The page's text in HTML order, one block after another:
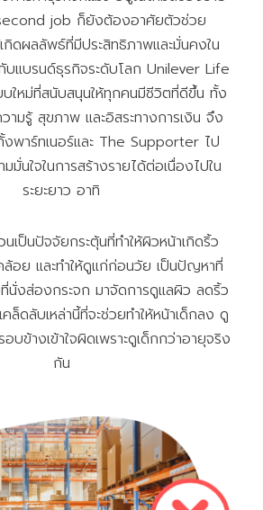
job ก็ยังต้องอาศัยตัวช่วย
ดผลลัพธ์ที่มีประสิทธิภาพและมั่นคงใน
กับแบรนด์ธุรกิจระดับโลก Unilever Life
ใหม่ที่สนับสนุนให้ทุกคนมีชีวิตที่ดีขึ้น ทั้ง
ามรู้ สุขภาพ และอิสระทางการเงิน จึง
งพาร์ทเนอร์และ The Supporter ไป
นใจในการสร้างรายได้ต่อเนื่องไปใน
ระยะยาว อาทิ
นเป็นปัจจัยกระตุ้นที่ทำให้ผิวหน้าเกิดริ้ว
อย และทำให้ดูแก่ก่อนวัย เป็นปัญหาที่
นั่งส่องกระจก มาจัดการดูแลผิว ลดริ้ว
ล็ดลับเหล่านี้ที่จะช่วยทำให้หน้าเด็กลง ดู
ข้างเข้าใจผิดเพราะดูเด็กกว่าอายุจริง
กัน